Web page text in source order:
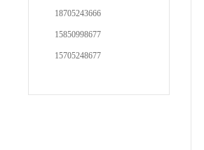
18705243666
15850998677
15705248677